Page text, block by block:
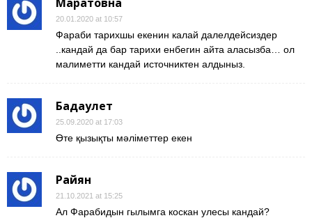
20.01.2020 at 10:57
Фараби тарихшы екенин калай далелдейсиздер
..кандай да бар тарихи енбегин айта аласызба… ол
малиметти кандай источниктен алдыныз.
Бағдаулет
25.09.2020 at 17:03
Өте қызықты мәліметтер екен
Райян
21.10.2021 at 15:25
Ал Фарабидын гылымга коскан улесы кандай?